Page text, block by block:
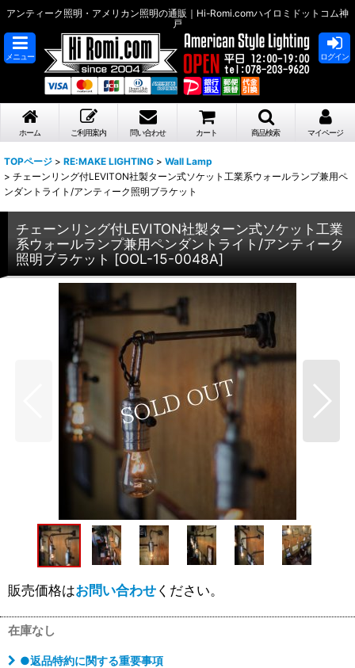
アンティーク照明・アメリカン照明の通販｜Hi-Romi.comハイロミドットコム神
戸
メニュー ログイン
ホーム ご利用案内 問い合わせ カート 商品検索 マイページ
TOPページ > RE:MAKE LIGHTING > Wall Lamp
> チェーンリング付LEVITON社製ターン式ソケット工業系ウォールランプ兼用ペ
ンダントライト/アンティーク照明ブラケット
チェーンリング付LEVITON社製ターン式ソケット工業
系ウォールランプ兼用ペンダントライト/アンティーク
照明ブラケット [OOL-15-0048A]
販売価格はお問い合わせください。
在庫なし
●返品特約に関する重要事項